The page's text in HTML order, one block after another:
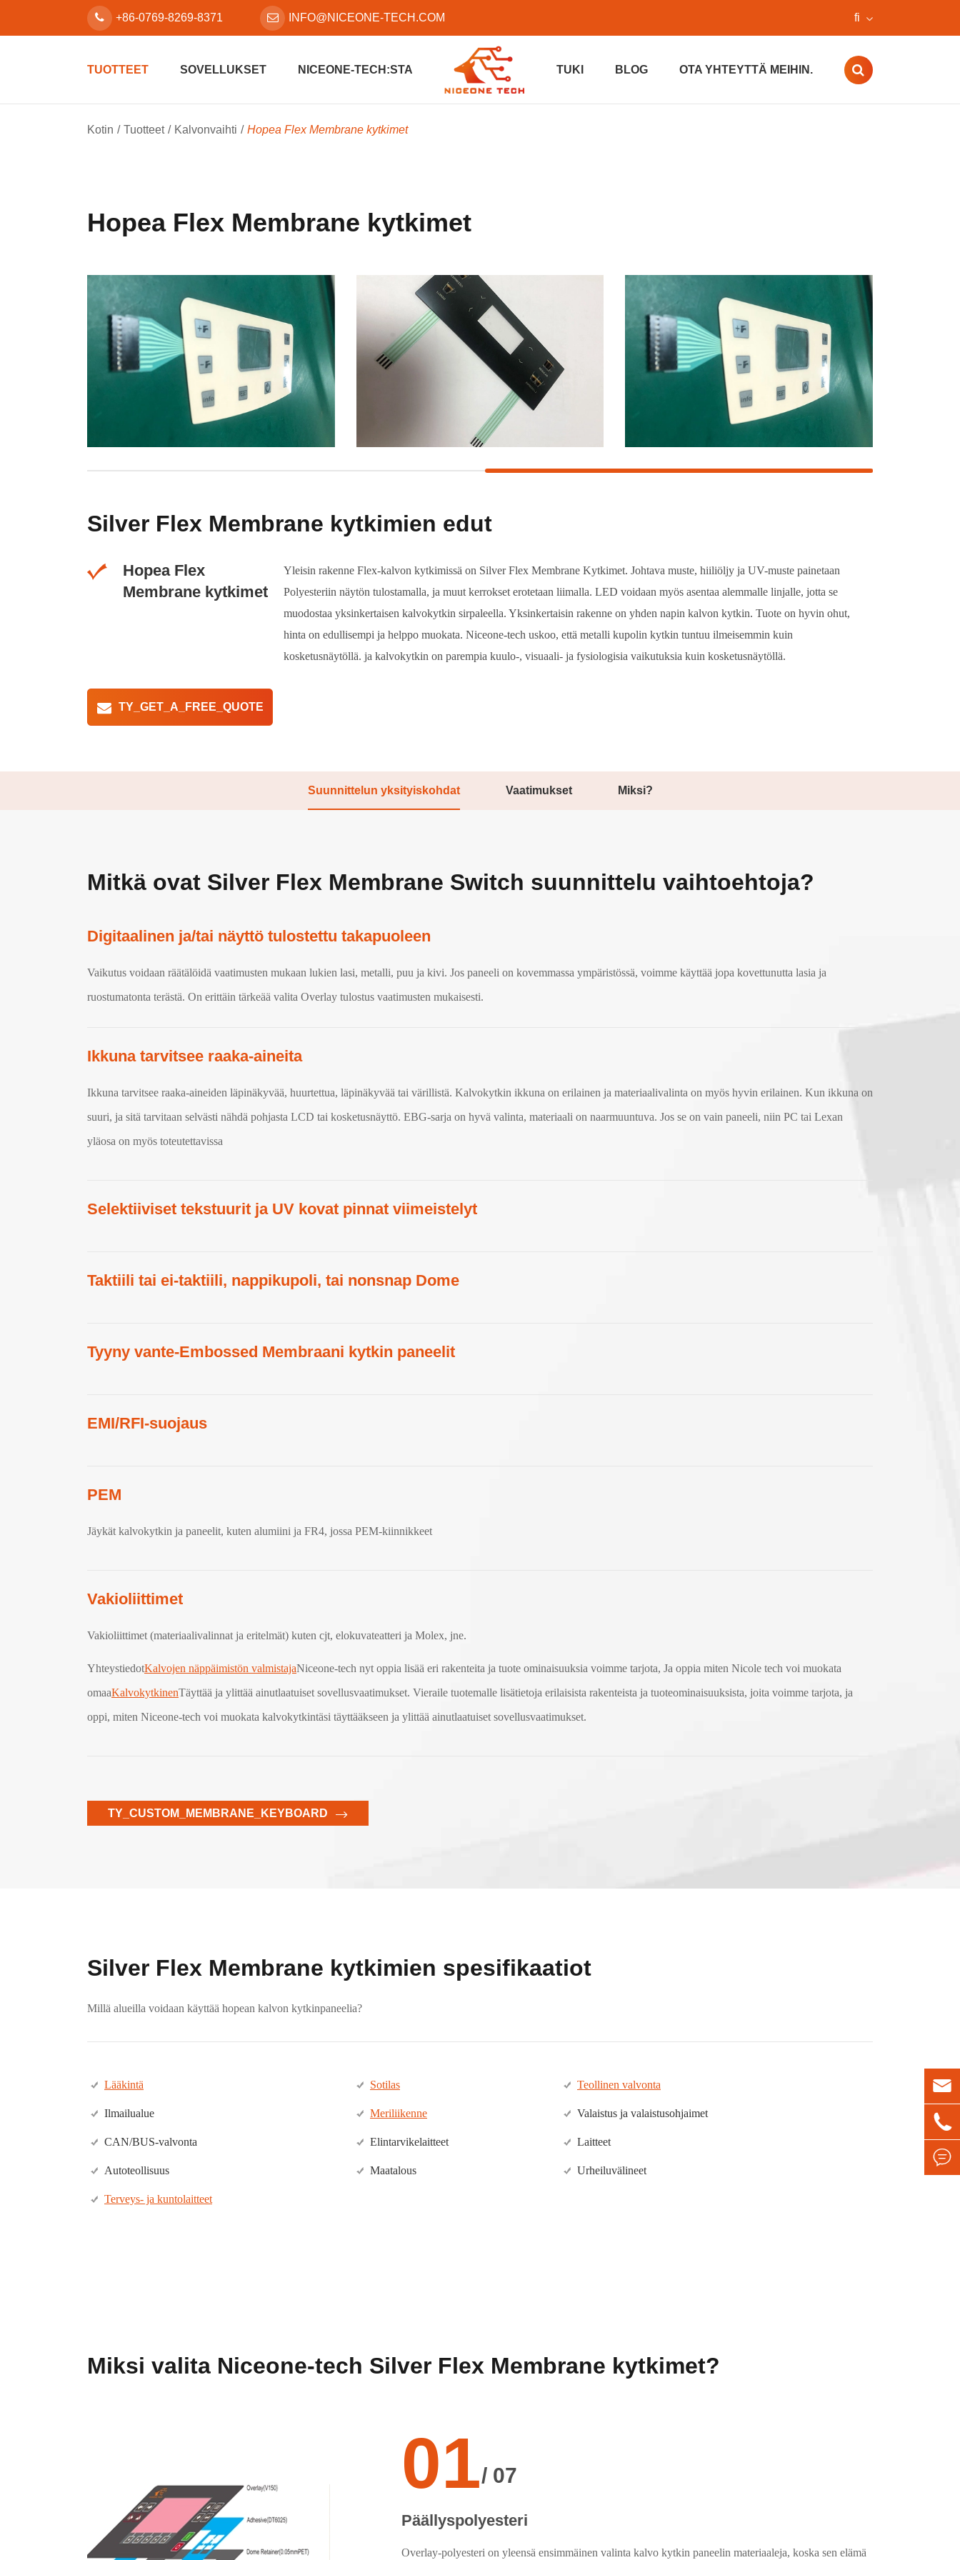
+86-0769-8269-8371 INFO@NICEONE-TECH.COM fi
TUOTTEET SOVELLUKSET NICEONE-TECH:STA TUKI BLOG OTA YHTEYTTÄ MEIHIN.
Kotin Tuotteet Kalvonvaihti Hopea Flex Membrane kytkimet
Hopea Flex Membrane kytkimet
Silver Flex Membrane kytkimien edut
Hopea Flex
Membrane kytkimet
Yleisin rakenne Flex-kalvon kytkimissä on Silver Flex Membrane Kytkimet. Johtava muste, hiiliöljy ja UV-muste painetaan
Polyesteriin näytön tulostamalla, ja muut kerrokset erotetaan liimalla. LED voidaan myös asentaa alemmalle linjalle, jotta se
muodostaa yksinkertaisen kalvokytkin sirpaleella. Yksinkertaisin rakenne on yhden napin kalvon kytkin. Tuote on hyvin ohut,
hinta on edullisempi ja helppo muokata. Niceone-tech uskoo, että metalli kupolin kytkin tuntuu ilmeisemmin kuin
kosketusnäytöllä. ja kalvokytkin on parempia kuulo-, visuaali- ja fysiologisia vaikutuksia kuin kosketusnäytöllä.
TY_GET_A_FREE_QUOTE
Suunnittelun yksityiskohdat Vaatimukset Miksi?
Mitkä ovat Silver Flex Membrane Switch suunnittelu vaihtoehtoja?
Digitaalinen ja/tai näyttö tulostettu takapuoleen
Vaikutus voidaan räätälöidä vaatimusten mukaan lukien lasi, metalli, puu ja kivi. Jos paneeli on kovemmassa ympäristössä, voimme käyttää jopa kovettunutta lasia ja
ruostumatonta terästä. On erittäin tärkeää valita Overlay tulostus vaatimusten mukaisesti.
Ikkuna tarvitsee raaka-aineita
Ikkuna tarvitsee raaka-aineiden läpinäkyvää, huurtettua, läpinäkyvää tai värillistä. Kalvokytkin ikkuna on erilainen ja materiaalivalinta on myös hyvin erilainen. Kun ikkuna on
suuri, ja sitä tarvitaan selvästi nähdä pohjasta LCD tai kosketusnäyttö. EBG-sarja on hyvä valinta, materiaali on naarmuuntuva. Jos se on vain paneeli, niin PC tai Lexan
yläosa on myös toteutettavissa
Selektiiviset tekstuurit ja UV kovat pinnat viimeistelyt
Taktiili tai ei-taktiili, nappikupoli, tai nonsnap Dome
Tyyny vante-Embossed Membraani kytkin paneelit
EMI/RFI-suojaus
PEM
Jäykät kalvokytkin ja paneelit, kuten alumiini ja FR4, jossa PEM-kiinnikkeet
Vakioliittimet
Vakioliittimet (materiaalivalinnat ja eritelmät) kuten cjt, elokuvateatteri ja Molex, jne.
YhteystiedotKalvojen näppäimistön valmistajaNiceone-tech nyt oppia lisää eri rakenteita ja tuote ominaisuuksia voimme tarjota, Ja oppia miten Nicole tech voi muokata
omaaKalvokytkinenTäyttää ja ylittää ainutlaatuiset sovellusvaatimukset. Vieraile tuotemalle lisätietoja erilaisista rakenteista ja tuoteominaisuuksista, joita voimme tarjota, ja
oppi, miten Niceone-tech voi muokata kalvokytkintäsi täyttääkseen ja ylittää ainutlaatuiset sovellusvaatimukset.
TY_CUSTOM_MEMBRANE_KEYBOARD
Silver Flex Membrane kytkimien spesifikaatiot
Millä alueilla voidaan käyttää hopean kalvon kytkinpaneelia?
Lääkintä Sotilas Teollinen valvonta
Ilmailualue Meriliikenne Valaistus ja valaistusohjaimet
CAN/BUS-valvonta Elintarvikelaitteet Laitteet
Autoteollisuus Maatalous Urheiluvälineet
Terveys- ja kuntolaitteet
Miksi valita Niceone-tech Silver Flex Membrane kytkimet?
01/ 07
Päällyspolyesteri
Overlay-polyesteri on yleensä ensimmäinen valinta kalvo kytkin paneelin materiaaleja, koska sen elämä


